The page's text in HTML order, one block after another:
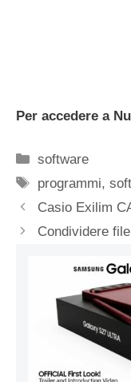
Per accedere a
Categorie
software
Tag
programmi,
Casio Exilim
Condividere